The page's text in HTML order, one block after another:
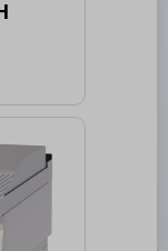
[kg]:
[mm]:
Typ
400 V /